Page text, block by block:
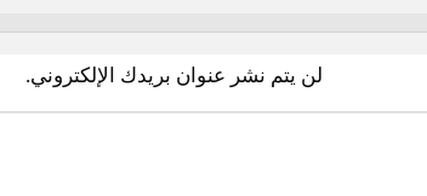
لن يتم نشر عنوان بريدك الإلكتروني.